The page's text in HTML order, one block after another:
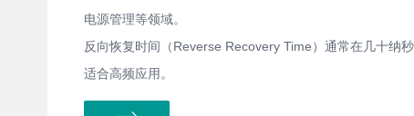
电源管理等领域。
反向恢复时间（Reverse Recovery Time）通常在几十纳
适合高频应用。